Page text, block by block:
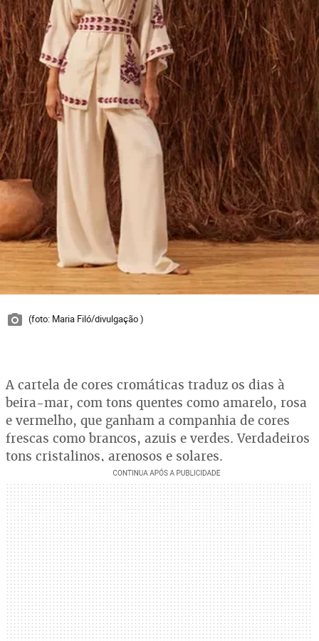
(foto: Maria Filó/divulgação )
A cartela de cores cromáticas traduz os dias à
beira-mar, com tons quentes como amarelo, rosa
e vermelho, que ganham a companhia de cores
frescas como brancos, azuis e verdes. Verdadeiros
tons cristalinos, arenosos e solares.